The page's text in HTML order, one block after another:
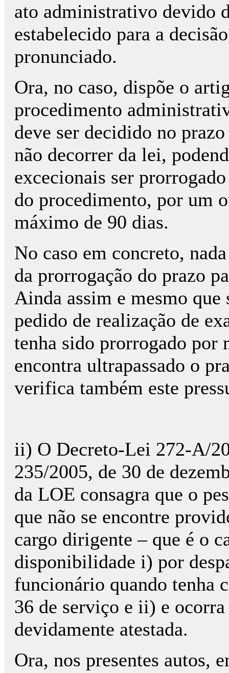
ato administrativo devido
estabelecido para a
pronunciado.
Ora, no caso, dispõe o
procedimento
deve ser decidido no
não decorrer da lei,
excecionais ser
do procedimento, por um
máximo de 90 dias.
No caso em concreto,
da prorrogação do prazo
Ainda assim e mesmo que
pedido de realização de
tenha sido prorrogado por
encontra ultrapassado o
verifica também este
ii) O Decreto-Lei 272-A/
235/2005, de 30 de
da LOE consagra que o
que não se encontre
cargo dirigente – que é o
disponibilidade i) por
funcionário quando tenha
36 de serviço e ii) e
devidamente atestada.
Ora, nos presentes autos,